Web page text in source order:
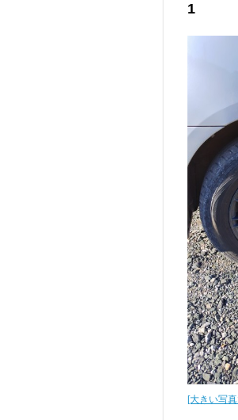
1
[大きい写